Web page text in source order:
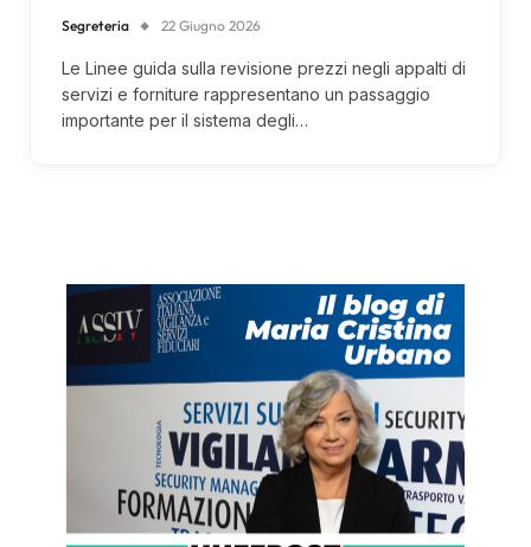
Segreteria 22 Giugno 2026
Le Linee guida sulla revisione prezzi negli appalti di
servizi e forniture rappresentano un passaggio
importante per il sistema degli…